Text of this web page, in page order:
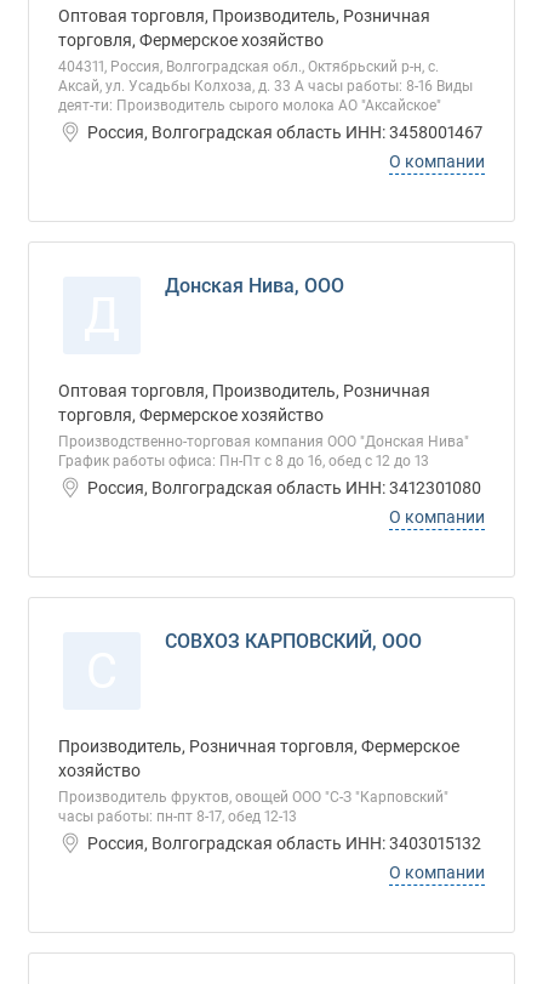
Оптовая торговля, Производитель, Розничная
торговля, Фермерское хозяйство
404311, Россия, Волгоградская обл., Октябрьский р-н, с.
Аксай, ул. Усадьбы Колхоза, д. 33 А часы работы: 8-16 Виды
деят-ти: Производитель сырого молока АО "Аксайское"
Россия, Волгоградская область ИНН: 3458001467
О компании
Донская Нива, ООО
Оптовая торговля, Производитель, Розничная
торговля, Фермерское хозяйство
Производственно-торговая компания ООО "Донская Нива"
График работы офиса: Пн-Пт с 8 до 16, обед с 12 до 13
Россия, Волгоградская область ИНН: 3412301080
О компании
СОВХОЗ КАРПОВСКИЙ, ООО
Производитель, Розничная торговля, Фермерское
хозяйство
Производитель фруктов, овощей ООО "С-З "Карповский"
часы работы: пн-пт 8-17, обед 12-13
Россия, Волгоградская область ИНН: 3403015132
О компании